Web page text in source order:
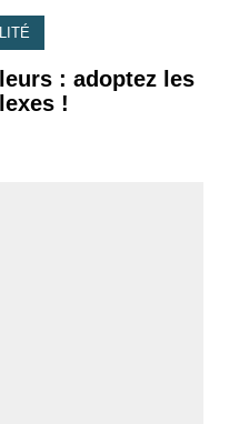
: adoptez les
!